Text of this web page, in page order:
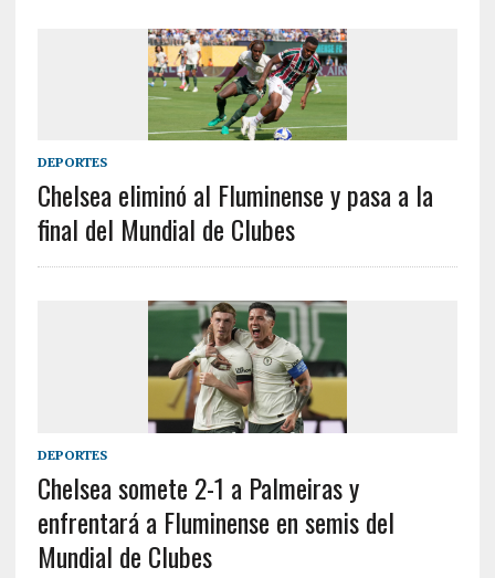
DEPORTES
Chelsea eliminó al Fluminense y pasa a la
final del Mundial de Clubes
DEPORTES
Chelsea somete 2-1 a Palmeiras y
enfrentará a Fluminense en semis del
Mundial de Clubes